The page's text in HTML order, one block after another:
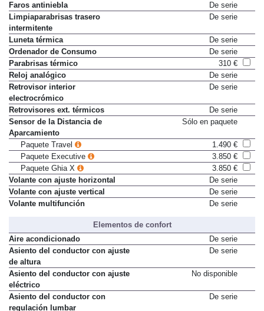
Faros antiniebla
De serie
Limpiaparabrisas trasero
intermitente
De serie
Luneta térmica
De serie
Ordenador de Consumo
De serie
Parabrisas térmico
310 €
Reloj analógico
De serie
Retrovisor interior
electrocrómico
De serie
Retrovisores ext. térmicos
De serie
Sensor de la Distancia de
Aparcamiento
Sólo en paquete
Paquete Travel
1.490 €
Paquete Executive
3.850 €
Paquete Ghia X
3.850 €
Volante con ajuste horizontal
De serie
Volante con ajuste vertical
De serie
Volante multifunción
De serie
Elementos de confort
Aire acondicionado
De serie
Asiento del conductor con ajuste
de altura
De serie
Asiento del conductor con ajuste
eléctrico
No disponible
Asiento del conductor con
regulación lumbar
De serie